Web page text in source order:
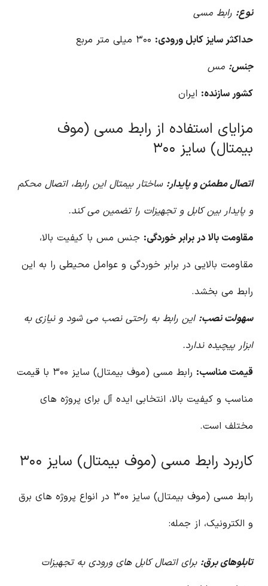
نوع: رابط مسی
حداکثر سایز کابل ورودی:
جنس: مس
کشور سازنده: ایران
مزایای استفاده از رابط مسی (موف
بیمتال) سایز ۳۰۰
اتصال مطمئن و پایدار: ساختار بیمتال این رابط، اتصال محکم
و پایدار بین کابل و تجهیزات را تضمین می کند.
مقاومت بالا در برابر خوردگی: جنس مس با کیفیت بالا،
مقاومت بالایی در برابر خوردگی و عوامل محیطی را به این
رابط می بخشد.
سهولت نصب: این رابط به راحتی نصب می شود و نیازی به
ابزار پیچیده ندارد.
قیمت مناسب:
رابط مسی (موف بیمتال) سایز ۳۰۰ با قیمت
مناسب و کیفیت بالا، انتخابی ایده آل برای پروژه های
مختلف است.
کاربرد رابط مسی (موف بیمتال) سایز ۳۰۰
رابط مسی (موف بیمتال) سایز ۳۰۰ در انواع پروژه های برق
و الکترونیک، از جمله:
تابلوهای برق: برای اتصال کابل های ورودی به تجهیزات